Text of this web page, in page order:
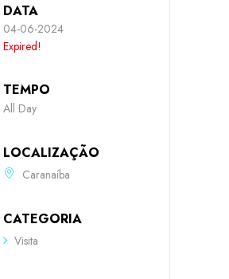
DATA
04-06-2024
Expired!
TEMPO
All Day
LOCALIZAÇÃO
Caranaíba
CATEGORIA
Visita